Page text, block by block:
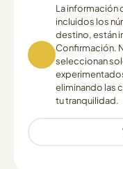
La información
incluidos los
destino, están
Confirmación.
seleccionan
eliminando las
tu tranquilidad.